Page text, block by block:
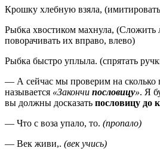
Крошку хлебную взяла,
Рыбка хвостиком махнула, (Сложить
поворачивать их вправо, влево)
Рыбка быстро уплыла. (спрятать
— А сейчас мы проверим на сколько
называется «Закончи пословицу». Я
вы должны досказать пословицу до
— Что с воза упало, то. (пропало)
— Век живи,. (век учись)